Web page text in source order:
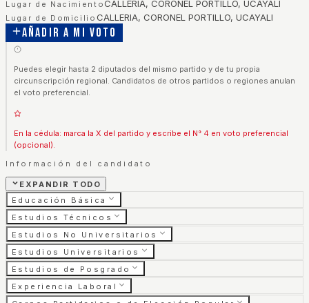
Lugar de NacimientoCALLERIA, CORONEL PORTILLO, UCAYALI
Lugar de Domicilio CALLERIA, CORONEL PORTILLO, UCAYALI
Añadir a mi voto
Puedes elegir hasta 2 diputados del mismo partido y de tu propia
circunscripción regional. Candidatos de otros partidos o regiones anulan
el voto preferencial.
En la cédula: marca la X del partido y escribe el N° 4 en voto preferencial
(opcional).
Información del candidato
EXPANDIR TODO
Educación Básica
Estudios Técnicos
Estudios No Universitarios
Estudios Universitarios
Estudios de Posgrado
Experiencia Laboral